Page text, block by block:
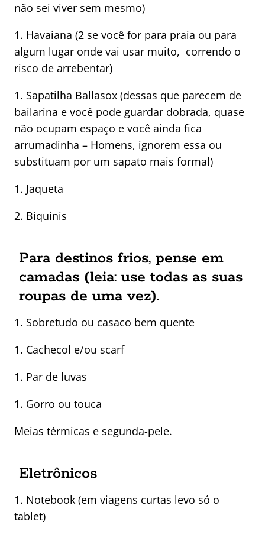
não sei viver sem mesmo)
1. Havaiana (2 se você for para praia ou para
algum lugar onde vai usar muito, correndo o
risco de arrebentar)
1. Sapatilha Ballasox (dessas que parecem de
bailarina e você pode guardar dobrada, quase
não ocupam espaço e você ainda fica
arrumadinha – Homens, ignorem essa ou
substituam por um sapato mais formal)
1. Jaqueta
2. Biquínis
Para destinos frios, pense em
camadas (leia: use todas as suas
roupas de uma vez).
1. Sobretudo ou casaco bem quente
1. Cachecol e/ou scarf
1. Par de luvas
1. Gorro ou touca
Meias térmicas e segunda-pele.
Eletrônicos
1. Notebook (em viagens curtas levo só o
tablet)